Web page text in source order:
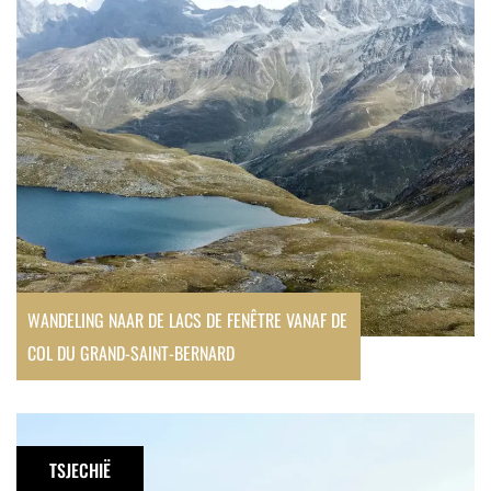
de
Fenêtre
vanaf
de
Col
Grand-
Saint-
Bernard
WANDELING NAAR DE LACS DE FENÊTRE VANAF DE
COL DU GRAND-SAINT-BERNARD
wandelen
TSJECHIË